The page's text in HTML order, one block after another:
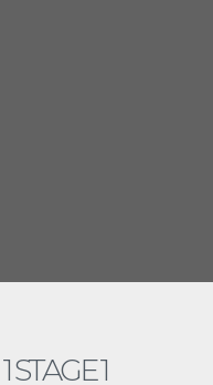
STAGE 1